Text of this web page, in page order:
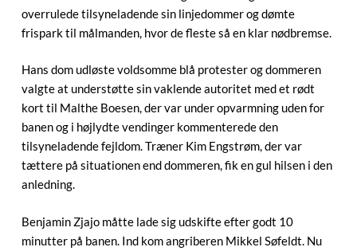
overrulede tilsyneladende sin linjedommer og dømte
frispark til målmanden, hvor de fleste så en klar nødbremse.
Hans dom udløste voldsomme blå protester og dommeren
valgte at understøtte sin vaklende autoritet med et rødt
kort til Malthe Boesen, der var under opvarmning uden for
banen og i højlydte vendinger kommenterede den
tilsyneladende fejldom. Træner Kim Engstrøm, der var
tættere på situationen end dommeren, fik en gul hilsen i den
anledning.
Benjamin Zjajo måtte lade sig udskifte efter godt 10
minutter på banen. Ind kom angriberen Mikkel Søfeldt. Nu